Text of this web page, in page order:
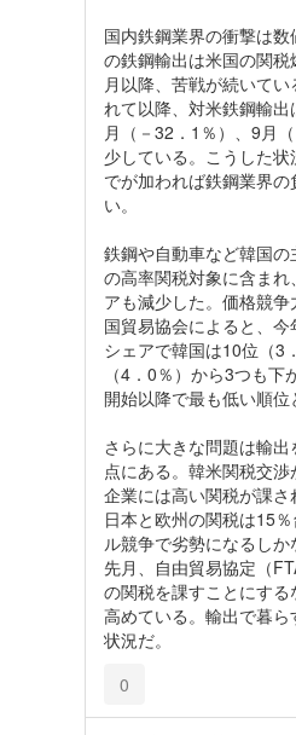
国内鉄鋼業界の衝撃は
の鉄鋼輸出は米国の関
月以降、苦戦が続いて
れて以降、対米鉄鋼輸
月（－32．1％）、9月
少している。こうした
でが加われば鉄鋼業界
い。
鉄鋼や自動車など韓国
の高率関税対象に含ま
アも減少した。価格競
国貿易協会によると、
シェアで韓国は10位（3
（4．0％）から3つも
開始以降で最も低い順位
さらに大きな問題は輸
点にある。韓米関税交
企業には高い関税が課
日本と欧州の関税は15
ル競争で劣勢になるし
先月、自由貿易協定（
の関税を課すことにす
高めている。輸出で暮
状況だ。
0